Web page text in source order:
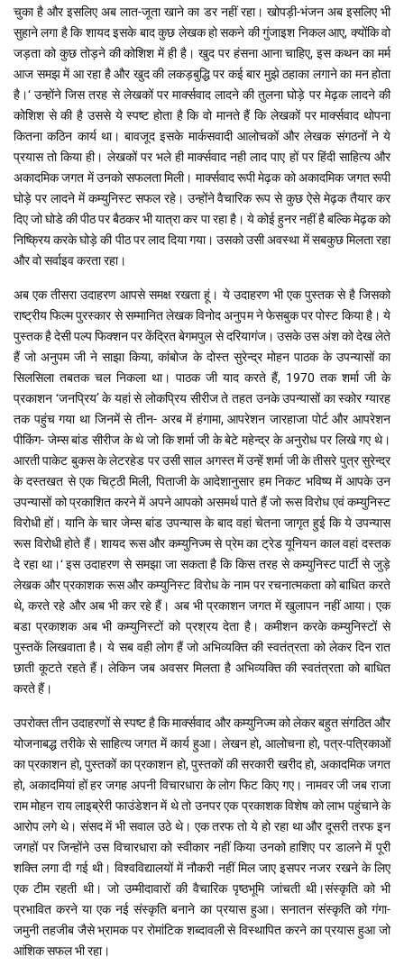
चुका है और इसलिए अब लात-जूता खाने का डर नहीं रहा। खोपड़ी-भंजन अब इसलिए भी
सुहाने लगा है कि शायद इसके बाद कुछ लेखक हो सकने की गुंजाइश निकल आए, क्योंकि वो
जड़ता को कुछ तोड़ने की कोशिश में ही है। खुद पर हंसना आना चाहिए, इस कथन का मर्म
आज समझ में आ रहा है और खुद की लकड़बुद्धि पर कई बार मुझे ठहाका लगाने का मन होता
है।‘ उन्होंने जिस तरह से लेखकों पर मार्क्सवाद लादने की तुलना घोड़े पर मेढ़क लादने की
कोशिश से की है उससे ये स्पष्ट होता है कि वो मानते हैं कि लेखकों पर मार्क्सवाद थोपना
कितना कठिन कार्य था। बावजूद इसके मार्कसवादी आलोचकों और लेखक संगठनों ने ये
प्रयास तो किया ही। लेखकों पर भले ही मार्क्सवाद नही लाद पाए हों पर हिंदी साहित्य और
अकादमिक जगत में उनको सफलता मिली। मार्क्सवाद रूपी मेढ़क को अकादमिक जगत रूपी
घोड़े पर लादने में कम्युनिस्ट सफल रहे। उन्होंने वैचारिक रूप से कुछ ऐसे मेढ़क तैयार कर
दिए जो घोडे की पीठ पर बैठकर भी यात्रा कर पा रहा है। ये कोई हुनर नहीं है बल्कि मेढ़क को
निष्क्रिय करके घोड़े की पीठ पर लाद दिया गया। उसको उसी अवस्था में सबकुछ मिलता रहा
और वो सर्वाइव करता रहा।
अब एक तीसरा उदाहरण आपसे समक्ष रखता हूं। ये उदाहरण भी एक पुस्तक से है जिसको
राष्ट्रीय फिल्म पुरस्कार से सम्मानित लेखक विनोद अनुपम ने फेसबुक पर पोस्ट किया है। ये
पुस्तक है देसी पल्प फिक्शन पर केंद्रित बेगमपुल से दरियागंज। उसके उस अंश को देख लेते
हैं जो अनुपम जी ने साझा किया, कांबोज के दोस्त सुरेन्द्र मोहन पाठक के उपन्यासों का
सिलसिला तबतक चल निकला था। पाठक जी याद करते हैं, 1970 तक शर्मा जी के
प्रकाशन ‘जनप्रिय’ के यहां से लोकप्रिय सीरीज ते तहत उनके उपन्यासों का स्कोर ग्यारह
तक पहुंच गया था जिनमें से तीन- अरब में हंगामा, आपरेशन जारहाजा पोर्ट और आपरेशन
पीकिंग- जेम्स बांड सीरीज के थे जो कि शर्मा जी के बेटे महेन्द्र के अनुरोध पर लिखे गए थे।
आरती पाकेट बुकस के लेटरहेड पर उसी साल अगस्त में उन्हें शर्मा जी के तीसरे पुत्र सुरेन्द्र
के दस्तखत से एक चिट्ठी मिली, पिताजी के आदेशानुसार हम निकट भविष्य में आपके उन
उपन्यासों को प्रकाशित करने में अपने आपको असमर्थ पाते हैं जो रूस विरोध एवं कम्युनिस्ट
विरोधी हों। यानि के चार जेम्स बांड उपन्यास के बाद वहां चेतना जागृत हुई कि ये उपन्यास
रूस विरोधी होते हैं। शायद रूस और कम्युनिज्म से प्रेम का ट्रेड यूनियन काल वहां दस्तक
दे रहा था।‘ इस उदाहरण से समझा जा सकता है कि किस तरह से कम्युनिस्ट पार्टी से जुड़े
लेखक और प्रकाशक रूस और कम्युनिस्ट विरोध के नाम पर रचनात्मकता को बाधित करते
थे, करते रहे और अब भी कर रहे हैं। अब भी प्रकाशन जगत में खुलापन नहीं आया। एक
बडा प्रकाशक अब भी कम्युनिस्टों को प्रश्रय देता है। कमीशन करके कम्युनिस्टों से
पुस्तकें लिखवाता है। ये सब वही लोग हैं जो अभिव्यक्ति की स्वतंत्रता को लेकर दिन रात
छाती कूटते रहते हैं। लेकिन जब अवसर मिलता है अभिव्यक्ति की स्वतंत्रता को बाधित
करते हैं।
उपरोक्त तीन उदाहरणों से स्पष्ट है कि मार्क्सवाद और कम्युनिज्म को लेकर बहुत संगठित और
योजनाबद्ध तरीके से साहित्य जगत में कार्य हुआ। लेखन हो, आलोचना हो, पत्र-पत्रिकाओं
का प्रकाशन हो, पुस्तकों का प्रकाशन हो, पुस्तकों की सरकारी खरीद हो, अकादमिक जगत
हो, अकादमियां हों हर जगह अपनी विचारधारा के लोग फिट किए गए। नामवर जी जब राजा
राम मोहन राय लाइब्रेरी फाउंडेशन में थे तो उनपर एक प्रकाशक विशेष को लाभ पहुंचाने के
आरोप लगे थे। संसद में भी सवाल उठे थे। एक तरफ तो ये हो रहा था और दूसरी तरफ इन
जगहों पर जिन्होंने उस विचारधारा को स्वीकार नहीं किया उनको हाशिए पर डालने में पूरी
शक्ति लगा दी गई थी। विश्वविद्यालयों में नौकरी नहीं मिल जाए इसपर नजर रखने के लिए
एक टीम रहती थी। जो उम्मीदावारों की वैचारिक पृष्ठभूमि जांचती थी।संस्कृति को भी
प्रभावित करने या एक नई संस्कृति बनाने का प्रयास हुआ। सनातन संस्कृति को गंगा-
जमुनी तहजीब जैसे भ्रामक पर रोमांटिक शब्दावली से विस्थापित करने का प्रयास हुआ जो
आंशिक सफल भी रहा।